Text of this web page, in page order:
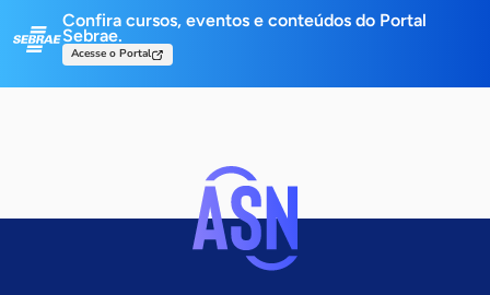
Confira cursos, eventos e conteúdos do Portal
Sebrae.
Acesse o Portal